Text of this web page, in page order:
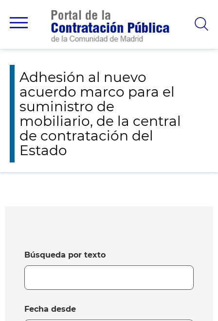
Avisos y novedades
Adhesión al nuevo acuerdo marco para el
suministro de mobiliario, de la central de contratación del Estado
Adhesión al nuevo
acuerdo marco para el
suministro de
mobiliario, de la central
de contratación del
Estado
Búsqueda por texto
Fecha desde